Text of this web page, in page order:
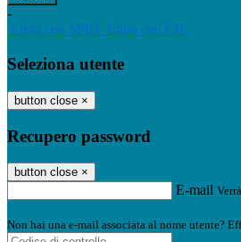
-
Entra con SPID Entra con CIE
Seleziona utente
button close ×
Recupero password
button close ×
E-mail
Non hai una e-mail associata al nome utente?